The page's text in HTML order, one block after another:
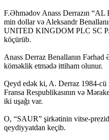
F.Əhmədov Anass Derrazın
min dollar və Aleksandr
UNITED KINGDOM PLC SC
köçürüb.
Anass Derraz Benallanın Fərhad
köməklik etmədə ittiham olunur.
Qeyd edək ki, A. Derraz 1984-cü
Fransa Respublikasının və
iki uşağı var.
O, “SAUR” şirkətinin vitse-
qeydiyyatdan keçib.